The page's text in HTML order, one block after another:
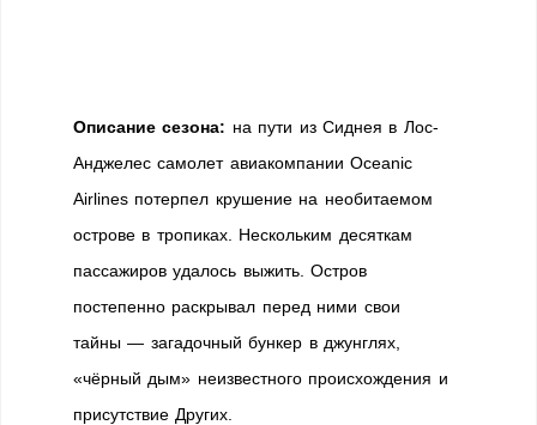
Описание сезона: на пути из Сиднея в Лос-
Анджелес самолет авиакомпании Oceanic
Airlines потерпел крушение на необитаемом
острове в тропиках. Нескольким десяткам
пассажиров удалось выжить. Остров
постепенно раскрывал перед ними свои
тайны — загадочный бункер в джунглях,
«чёрный дым» неизвестного происхождения и
присутствие Других.